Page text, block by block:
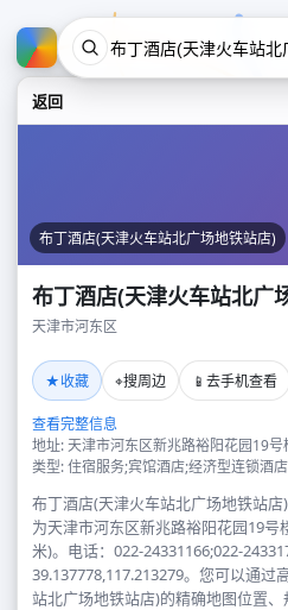
返回
布丁酒店(天津火车站北广场地铁站店)
布丁酒店(天津火车站北广
天津市河东区
★收藏 ⌖搜周边 📱 去手机查看
查看完整信息
地址: 天津市河东区新兆路裕阳花园19
类型: 住宿服务;宾馆酒店;经济型连锁酒店
布丁酒店(天津火车站北广场地铁站
为天津市河东区新兆路裕阳花园19号
米)。电话：022-24331166;022-
39.137778,117.213279。您可以通过
站北广场地铁站店)的精确地图位置